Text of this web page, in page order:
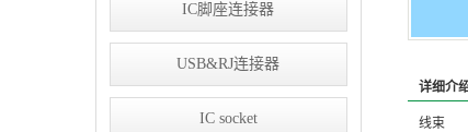
IC脚座连接器
USB&RJ连接器
IC socket
详细介
线束